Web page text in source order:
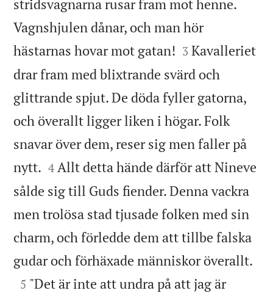
stridsvagnarna rusar fram mot henne.
Vagnshjulen dånar, och man hör
hästarnas hovar mot gatan! 

3 Kavalleriet
drar fram med blixtrande svärd och
glittrande spjut. De döda fyller gatorna,
och överallt ligger liken i högar. Folk
snavar över dem, reser sig men faller på
nytt. 

4 Allt detta hände därför att Nineve
sålde sig till Guds fiender. Denna vackra
men trolösa stad tjusade folken med sin
charm, och förledde dem att tillbe falska
gudar och förhäxade människor överallt.

5 "Det är inte att undra på att jag är